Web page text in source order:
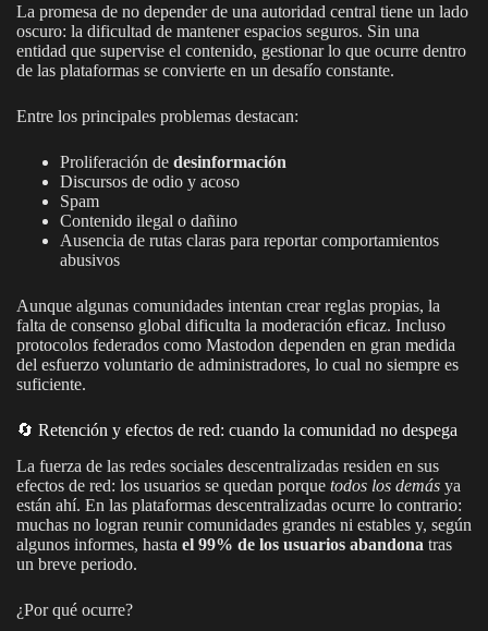
La promesa de no depender de una autoridad central tiene un lado
oscuro: la dificultad de mantener espacios seguros. Sin una
entidad que supervise el contenido, gestionar lo que ocurre dentro
de las plataformas se convierte en un desafío constante.
Entre los principales problemas destacan:
Proliferación de desinformación
Discursos de odio y acoso
Spam
Contenido ilegal o dañino
Ausencia de rutas claras para reportar comportamientos
abusivos
Aunque algunas comunidades intentan crear reglas propias, la
falta de consenso global dificulta la moderación eficaz. Incluso
protocolos federados como Mastodon dependen en gran medida
del esfuerzo voluntario de administradores, lo cual no siempre es
suficiente.
🔄 Retención y efectos de red: cuando la comunidad no despega
La fuerza de las redes sociales descentralizadas residen en sus
efectos de red: los usuarios se quedan porque todos los demás ya
están ahí. En las plataformas descentralizadas ocurre lo contrario:
muchas no logran reunir comunidades grandes ni estables y, según
algunos informes, hasta el 99% de los usuarios abandona tras
un breve periodo.
¿Por qué ocurre?